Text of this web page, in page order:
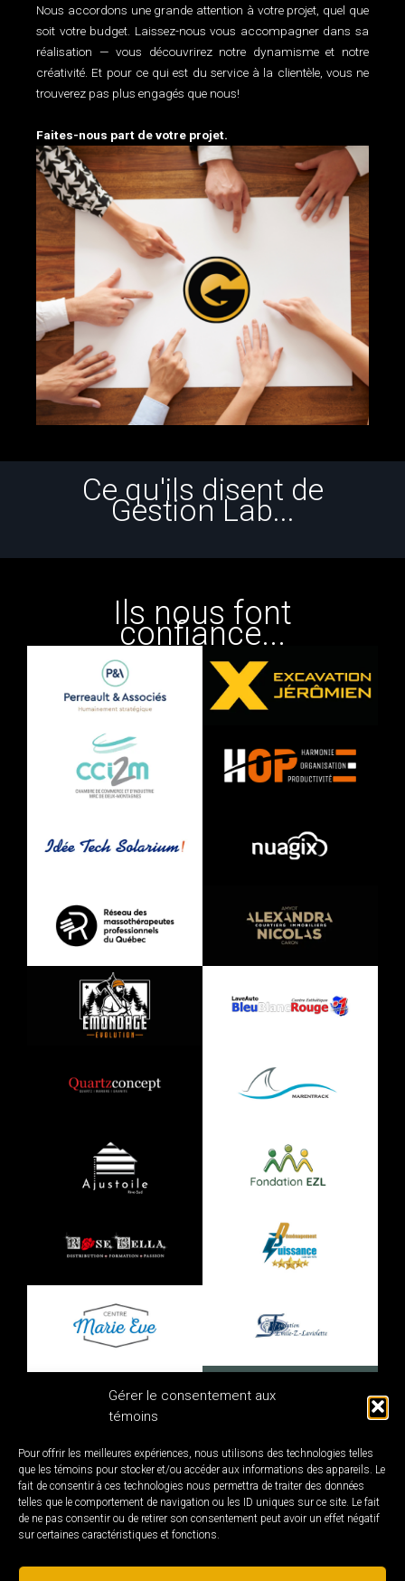
Gérer le consentement aux
témoins
Pour offrir les meilleures expériences, nous utilisons des technologies telles
que les témoins pour stocker et/ou accéder aux informations des appareils. Le
fait de consentir à ces technologies nous permettra de traiter des données
telles que le comportement de navigation ou les ID uniques sur ce site. Le fait
de ne pas consentir ou de retirer son consentement peut avoir un effet négatif
sur certaines caractéristiques et fonctions.
Nous accordons une grande attention à votre projet, quel que
soit votre budget. Laissez-nous vous accompagner dans sa
réalisation — vous découvrirez notre dynamisme et notre
créativité. Et pour ce qui est du service à la clientèle, vous ne
trouverez pas plus engagés que nous!
Faites-nous part de votre projet.
Ce qu'ils disent de
Gestion Lab...
Ils nous font
confiance...